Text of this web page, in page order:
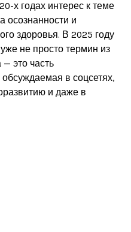
х годах интерес к теме
осознанности и
здоровья. В 2025 году
не просто термин из
— это часть
в соцсетях,
и даже в